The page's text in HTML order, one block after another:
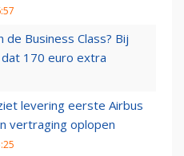
de Business Class? Bij
170 euro extra
levering eerste Airbus
vertraging oplopen